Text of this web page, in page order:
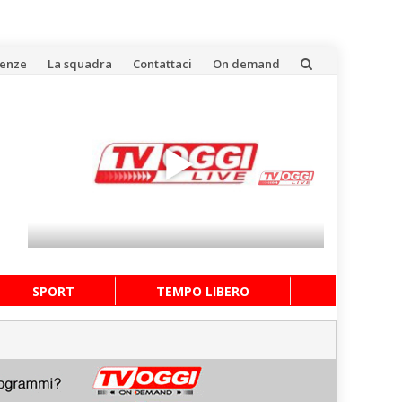
La squadra Contattaci On demand
SPORT TEMPO LIBERO